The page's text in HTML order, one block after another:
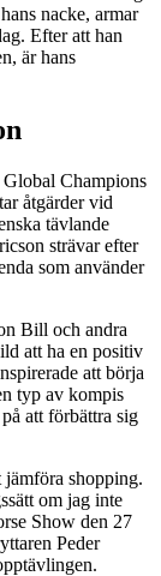
nacke, armar
Efter att han
är hans
Global Champions
åtgärder vid
tävlande
strävar efter
som använder
Bill och andra
att ha en positiv
att börja
typ av kompis
att förbättra sig
jämföra shopping.
om jag inte
Show den 27
Peder